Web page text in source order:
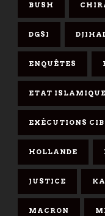
BUSH
DGSI
ENQUÊTES
ETAT ISLAMIQUE
EXÉCUTIONS
HOLLANDE
JUSTICE
MACRON